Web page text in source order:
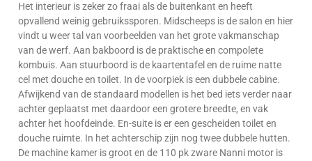
Het interieur is zeker zo fraai als de buitenkant en heeft
opvallend weinig gebruikssporen. Midscheeps is de salon en hier
vindt u weer tal van voorbeelden van het grote vakmanschap
van de werf. Aan bakboord is de praktische en compolete
kombuis. Aan stuurboord is de kaartentafel en de ruime natte
cel met douche en toilet. In de voorpiek is een dubbele cabine.
Afwijkend van de standaard modellen is het bed iets verder naar
achter geplaatst met daardoor een grotere breedte, en vak
achter het hoofdeinde. En-suite is er een gescheiden toilet en
douche ruimte. In het achterschip zijn nog twee dubbele hutten.
De machine kamer is groot en de 110 pk zware Nanni motor is